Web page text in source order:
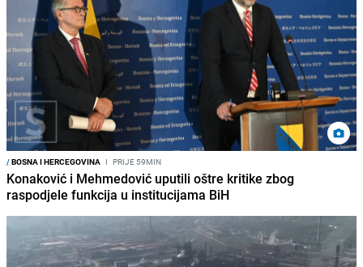
/BOSNA I HERCEGOVINA I PRIJE 59MIN
Konaković i Mehmedović uputili oštre kritike zbog
raspodjele funkcija u institucijama BiH